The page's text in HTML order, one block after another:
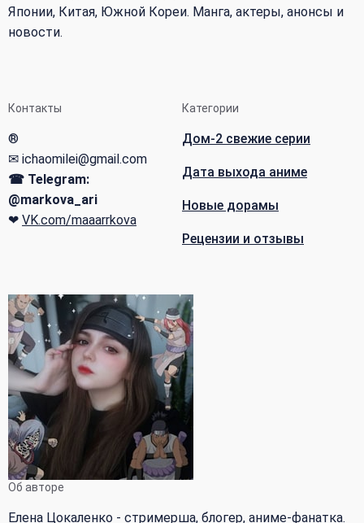
Японии, Китая, Южной Кореи. Манга, актеры, анонсы и
новости.
Контакты
®
✉ ichaomilei@gmail.com
☎ Telegram:
@markova_ari
❤ VK.com/maaarrkova
Категории
Дом-2 свежие серии
Дата выхода аниме
Новые дорамы
Рецензии и отзывы
Об авторе
Елена Цокаленко - стримерша, блогер, аниме-фанатка.